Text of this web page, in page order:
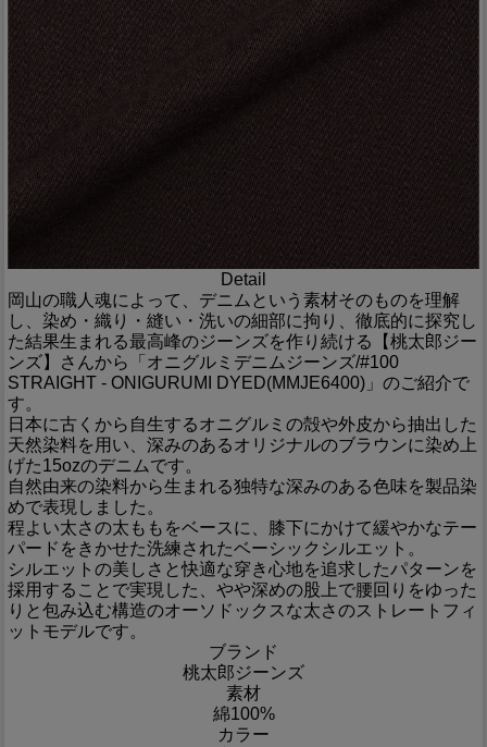
Detail
岡山の職人魂によって、デニムという素材そのものを理解
し、染め・織り・縫い・洗いの細部に拘り、徹底的に探究し
た結果生まれる最高峰のジーンズを作り続ける【桃太郎ジー
ンズ】さんから「オニグルミデニムジーンズ/#100
STRAIGHT - ONIGURUMI DYED(MMJE6400)」のご紹介で
す。
日本に古くから自生するオニグルミの殻や外皮から抽出した
天然染料を用い、深みのあるオリジナルのブラウンに染め上
げた15ozのデニムです。
自然由来の染料から生まれる独特な深みのある色味を製品染
めで表現しました。
程よい太さの太ももをベースに、膝下にかけて緩やかなテー
パードをきかせた洗練されたベーシックシルエット。
シルエットの美しさと快適な穿き心地を追求したパターンを
採用することで実現した、やや深めの股上で腰回りをゆった
りと包み込む構造のオーソドックスな太さのストレートフィ
ットモデルです。
ブランド
桃太郎ジーンズ
素材
綿100%
カラー